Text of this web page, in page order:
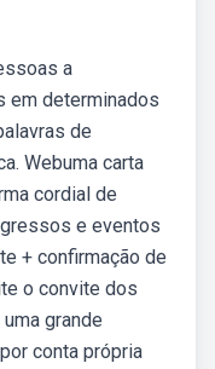
a
em determinados
de
Webuma carta
cordial de
e eventos
+ confirmação de
o convite dos
grande
conta própria